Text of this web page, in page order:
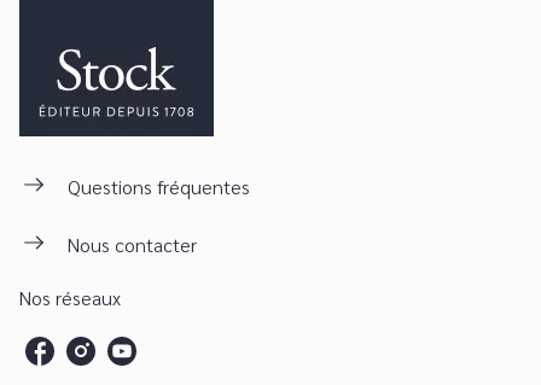
Questions fréquentes
Nous contacter
Nos réseaux